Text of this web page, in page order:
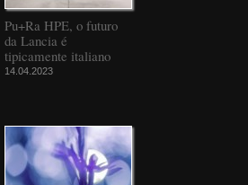
Pu+Ra HPE, o futuro
da Lancia é
tipicamente italiano
14.04.2023